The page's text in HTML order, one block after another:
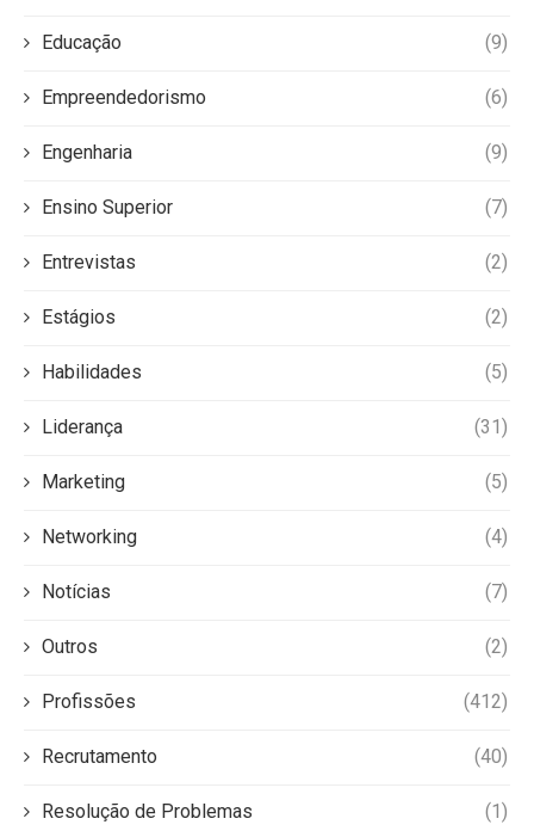
Educação (9)
Empreendedorismo (6)
Engenharia (9)
Ensino Superior (7)
Entrevistas (2)
Estágios (2)
Habilidades (5)
Liderança (31)
Marketing (5)
Networking (4)
Notícias (7)
Outros (2)
Profissões (412)
Recrutamento (40)
Resolução de Problemas (1)